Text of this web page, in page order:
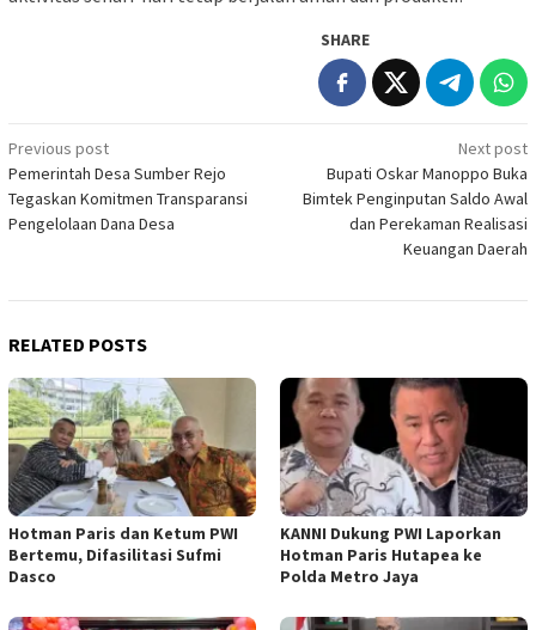
SHARE
Post
navigation
Previous post
Pemerintah Desa Sumber Rejo
Tegaskan Komitmen Transparansi
Pengelolaan Dana Desa
Next post
Bupati Oskar Manoppo Buka
Bimtek Penginputan Saldo Awal
dan Perekaman Realisasi
Keuangan Daerah
RELATED POSTS
Hotman Paris dan Ketum PWI
Bertemu, Difasilitasi Sufmi
Dasco
KANNI Dukung PWI Laporkan
Hotman Paris Hutapea ke
Polda Metro Jaya